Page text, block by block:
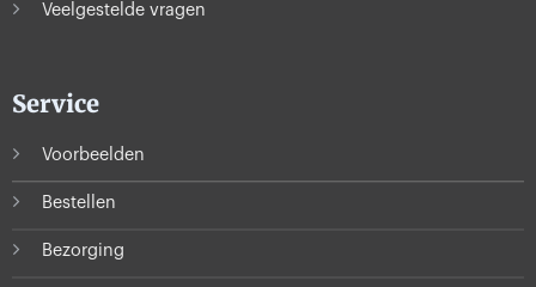
Veelgestelde vragen
Service
Voorbeelden
Bestellen
Bezorging